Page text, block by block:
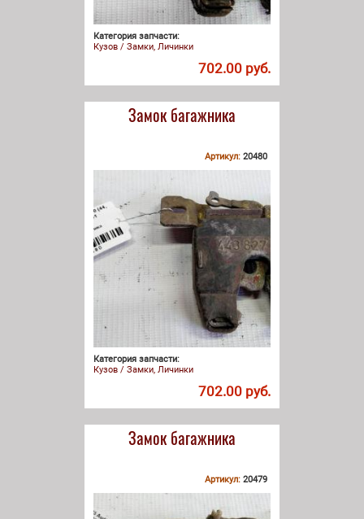
Категория запчасти:
Кузов / Замки, Личинки
702.00 руб.
Замок багажника
Артикул: 20480
Категория запчасти:
Кузов / Замки, Личинки
702.00 руб.
Замок багажника
Артикул: 20479